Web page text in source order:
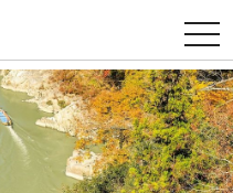
t
o
g
g
l
e
n
a
v
i